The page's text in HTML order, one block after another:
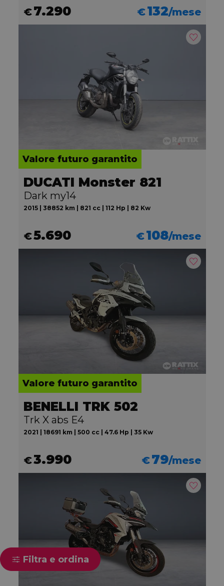
€7.290 €132/mese
Valore futuro garantito
DUCATI Monster 821
Dark my14
2015 | 38852 km | 821 cc | 112 Hp | 82 Kw
€5.690 €108/mese
Valore futuro garantito
BENELLI TRK 502
Trk X abs E4
2021 | 18691 km | 500 cc | 47.6 Hp | 35 Kw
€3.990 €79/mese
Filtra e ordina